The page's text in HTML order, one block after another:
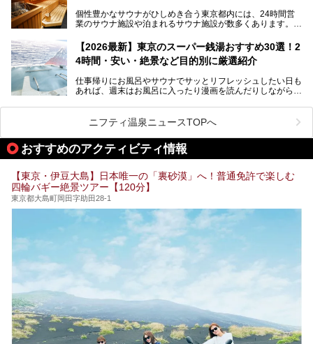
個性豊かなサウナがひしめき合う東京都内には、24時間営
業のサウナ施設や泊まれるサウナ施設が数多くあります。
を旅の目的とする「サ旅」や自分へのご褒美のための宿泊な
ど、自分の好きなタイミングで好きなだけサ活ができるのが
魅力です。
最近では、男性専用施設だけでなく、カップルや女性に嬉し
い個室サウナも増えてきました。
ら、特におすすめしたい施設14選をご紹介します。
してみてください。
【2026最新】東京のスーパー銭湯おすすめ30選！2
4時間・安い・絶景など目的別に厳選紹介
仕事帰りにお風呂やサウナでサッとリフレッシュしたい日も
あれば、週末はお風呂に入ったり漫画を読んだりしながら一
また、終電を逃してしまい、「このまま朝までゆっくりでき
る場所があれば」と探した経験がある人も多いのではないで
しょうか。
そこで本記事では、東京でおすすめのスーパー銭湯を、目的
24時間営業で宿泊できる施設や、1,000円以下で楽しめる安
い施設、デートや休日レジャーにもぴったりなエンタメ要素
が充実した施設など、利用のシーンに合わせて参考にしてく
ださい。
ニフティ温泉ニュースTOPへ
おすすめのアクティビティ情報
【東京・伊豆大島】日本唯一の「裏砂漠」へ！普通免許で楽しむ
四輪バギー絶景ツアー【120分】
東京都大島町岡田字助田28-1